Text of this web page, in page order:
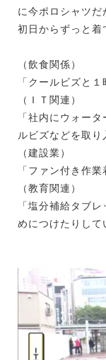
に今ポロシャツ
初日からずっと着
（飲食関係）
「クールビズと
（ＩＴ関連）
「社内にウォー
ルビズなどを取り
（建設業）
「ファン付き作
（教育関連）
「塩分補給タブ
めにつけたりして